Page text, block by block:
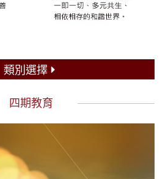
四期教育
類別選擇